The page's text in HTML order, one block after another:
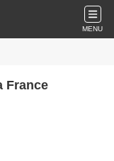
MENU
France